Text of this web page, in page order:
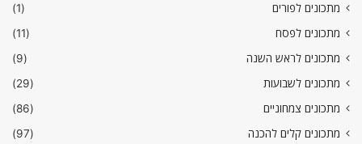
מתכונים לפורים
(1)
מתכונים לפסח
(11)
מתכונים לראש השנה
(9)
מתכונים לשבועות
(29)
מתכונים צמחוניים
(86)
מתכונים קלים להכנה
(97)